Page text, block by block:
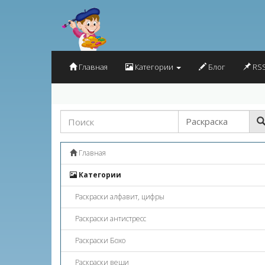
Главная Категории Блог
Главная
Категории
Раскраски алфавит, цифры
Раскраски антистресс
Раскраски Бохо
Раскраски вещи